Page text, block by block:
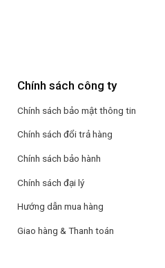
Chính sách công ty
Chính sách bảo mật thông tin
Chính sách đổi trả hàng
Chính sách bảo hành
Chính sách đại lý
Hướng dẫn mua hàng
Giao hàng & Thanh toán